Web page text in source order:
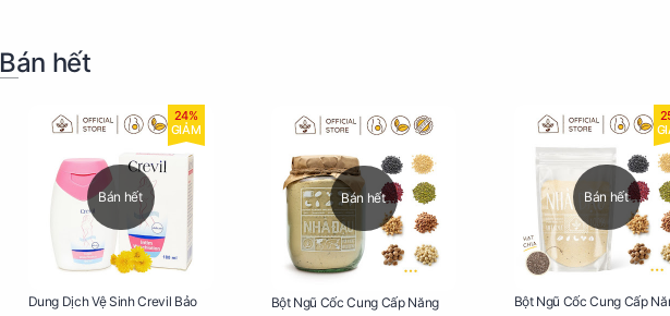
Bán hết
Bán hết
24%
GIẢM
Dung Dịch Vệ Sinh Crevil Bảo
Bán hết
Bột Ngũ Cốc Cung Cấp Năng
Bán hết
Bột Ngũ Cốc Cung Cấp